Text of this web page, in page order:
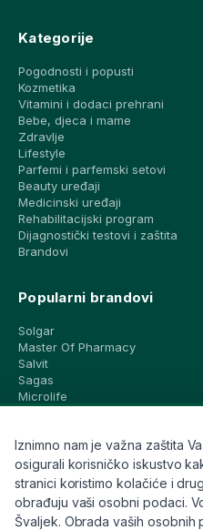
Kategorije
Pogodnosti i popusti
Kozmetika
Vitamini i dodaci prehrani
Bebe, djeca i mame
Zdravlje
Lifestyle
Parfemi i parfemski setovi
Beauty uređaji
Medicinski uređaji
Rehabilitacijski program
Dijagnostički testovi i zaštita
Brandovi
Popularni brandovi
Solgar
Master Of Pharmacy
Salvit
Sagas
Microlife
CeraVe
Eucerin
Avene
Bioderma
Svi brandovi
Iznimno nam je važna zaštita
osigurali korisničko iskustvo
stranici koristimo kolačiće i
obrađuju vaši osobni podaci.
Švaljek. Obrada vaših osobnih